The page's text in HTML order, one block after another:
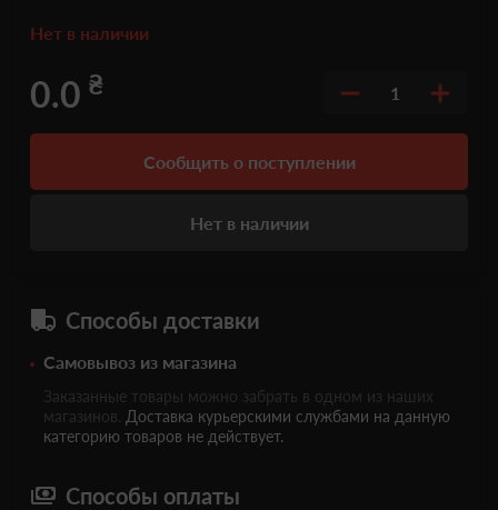
Нет в наличии
0.0 ₴ 1
Сообщить о поступлении
Нет в наличии
Способы доставки
Самовывоз из магазина
Заказанные товары можно забрать в одном из наших
магазинов. Доставка курьерскими службами на данную
категорию товаров не действует.
Способы оплаты